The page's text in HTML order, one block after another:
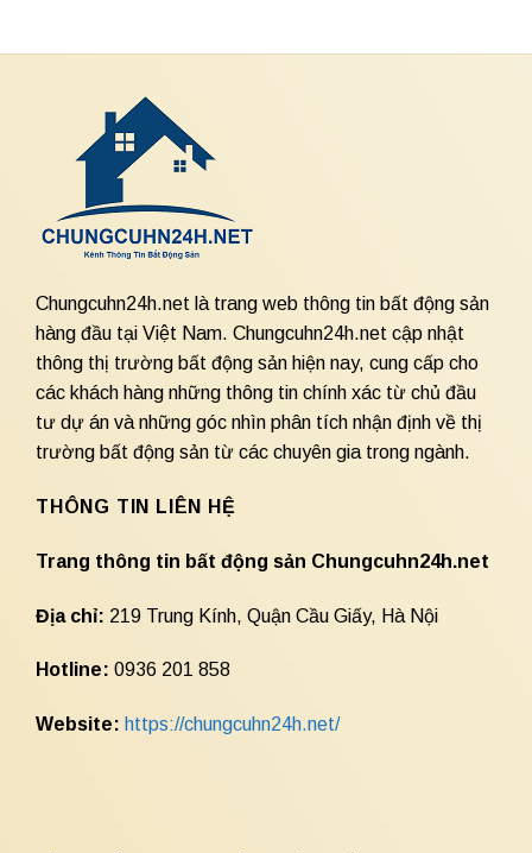
Chungcuhn24h.net là trang web thông tin bất động sản
hàng đầu tại Việt Nam. Chungcuhn24h.net cập nhật
thông thị trường bất động sản hiện nay, cung cấp cho
các khách hàng những thông tin chính xác từ chủ đầu
tư dự án và những góc nhìn phân tích nhận định về thị
trường bất động sản từ các chuyên gia trong ngành.
THÔNG TIN LIÊN HỆ
Trang thông tin bất động sản Chungcuhn24h.net
Địa chỉ: 219 Trung Kính, Quận Cầu Giấy, Hà Nội
Hotline: 0936 201 858
Website: https://chungcuhn24h.net/